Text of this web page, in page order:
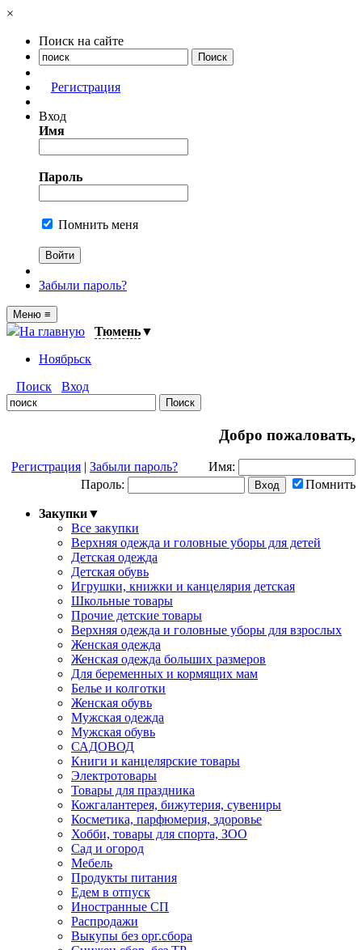
×
Поиск на сайте
Регистрация
Вход
Имя
Пароль
Помнить меня
Забыли пароль?
Меню ≡
На главную Тюмень▼
Ноябрьск
Поиск
Вход
Добро пожаловать,
Регистрация | Забыли пароль?
Имя:
Пароль:
Помнить
Закупки▼
Все закупки
Верхняя одежда и головные уборы для детей
Детская одежда
Детская обувь
Игрушки, книжки и канцелярия детская
Школьные товары
Прочие детские товары
Верхняя одежда и головные уборы для взрослых
Женская одежда
Женская одежда больших размеров
Для беременных и кормящих мам
Белье и колготки
Женская обувь
Мужская одежда
Мужская обувь
САДОВОД
Книги и канцелярские товары
Электротовары
Товары для праздника
Кожгалантерея, бижутерия, сувениры
Косметика, парфюмерия, здоровье
Хобби, товары для спорта, ЗОО
Сад и огород
Мебель
Продукты питания
Едем в отпуск
Иностранные СП
Распродажи
Выкупы без орг.сбора